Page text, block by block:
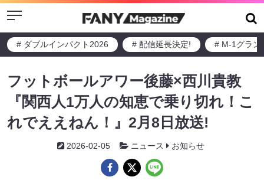
Menu
# ダブルインパクト2026 # 配信延長決定! # M-1グラン
フットボールアワー後藤×西川貴教
『関西人1万人の知恵で乗り切れ！こ
れでええねん！』2月8日放送!
2026-02-05 ニュース お知らせ